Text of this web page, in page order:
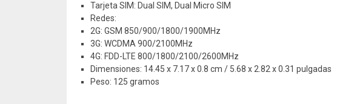
Tarjeta SIM: Dual SIM, Dual Micro SIM
Redes:
2G: GSM 850/900/1800/1900MHz
3G: WCDMA 900/2100MHz
4G: FDD-LTE 800/1800/2100/2600MHz
Dimensiones: 14.45 x 7.17 x 0.8 cm / 5.68 x 2.82 x 0.31 pulgadas
Peso: 125 gramos